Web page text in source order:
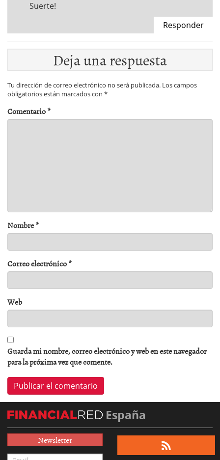
Suerte!
Responder
Deja una respuesta
Tu dirección de correo electrónico no será publicada. Los campos
obligatorios están marcados con *
Comentario*
Nombre*
Correo electrónico*
Web
Guarda mi nombre, correo electrónico y web en este navegador
para la próxima vez que comente.
España
Newsletter